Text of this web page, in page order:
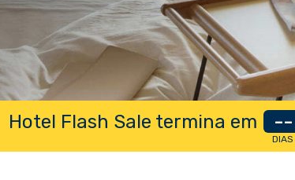
Hotel Flash Sale termina em --
DIAS